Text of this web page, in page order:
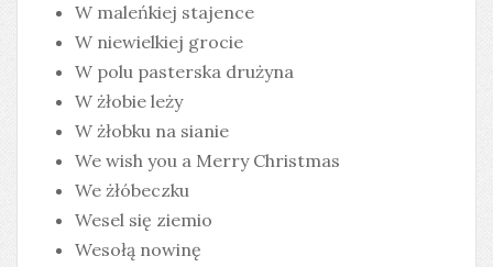
W maleńkiej stajence
W niewielkiej grocie
W polu pasterska drużyna
W żłobie leży
W żłobku na sianie
We wish you a Merry Christmas
We żłóbeczku
Wesel się ziemio
Wesołą nowinę